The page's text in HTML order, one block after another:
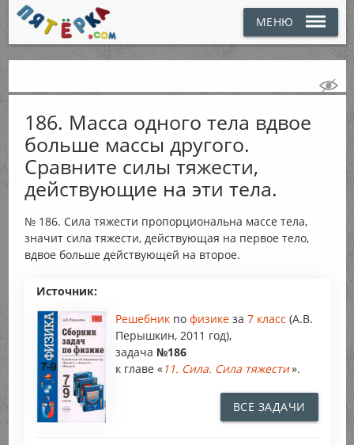
МЕНЮ
186. Масса одного тела вдвое
больше массы другого.
Сравните силы тяжести,
действующие на эти тела.
№ 186. Сила тяжести пропорциональна массе тела,
значит сила тяжести, действующая на первое тело,
вдвое больше действующей на второе.
Источник:
Решебник по физике за 7 класс (А.В.
Перышкин, 2011 год),
задача №186
к главе «11. Сила. Сила тяжести».
ВСЕ ЗАДАЧИ